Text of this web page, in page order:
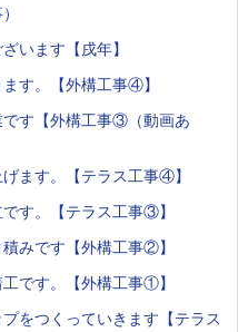
います【戌年】
す。【外構工事④】
す【外構工事③（動画あ
ます。【テラス工事④】
す。【テラス工事③】
みです【外構工事②】
です。【外構工事①】
をつくっていきます【テラス